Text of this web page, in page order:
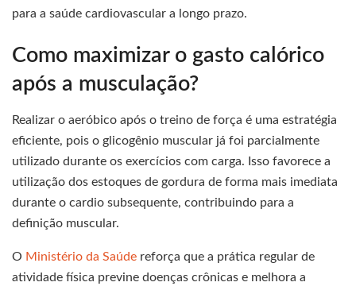
para a saúde cardiovascular a longo prazo.
Como maximizar o gasto calórico
após a musculação?
Realizar o aeróbico após o treino de força é uma estratégia
eficiente, pois o glicogênio muscular já foi parcialmente
utilizado durante os exercícios com carga. Isso favorece a
utilização dos estoques de gordura de forma mais imediata
durante o cardio subsequente, contribuindo para a
definição muscular.
O Ministério da Saúde reforça que a prática regular de
atividade física previne doenças crônicas e melhora a